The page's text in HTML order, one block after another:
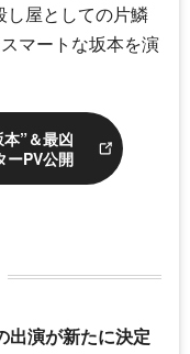
し屋としての片鱗
マートな坂本を演
”＆最凶
ーPV公開
出演が新たに決定